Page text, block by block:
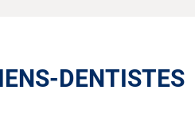
DENTISTES